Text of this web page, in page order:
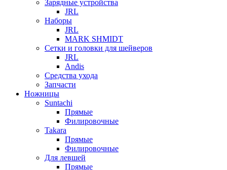
Зарядные устройства
JRL
Наборы
JRL
MARK SHMIDT
Сетки и головки для шейверов
JRL
Andis
Средства ухода
Запчасти
Ножницы
Suntachi
Прямые
Филировочные
Takara
Прямые
Филировочные
Для левшей
Прямые